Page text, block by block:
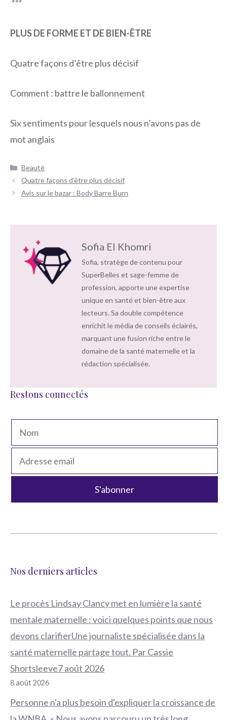
***
PLUS DE FORME ET DE BIEN-ÊTRE
Quatre façons d’être plus décisif
Comment : battre le ballonnement
Six sentiments pour lesquels nous n’avons pas de
mot anglais
Catégories
Beauté
Navigation
des
Quatre façons d’être plus décisif
Avis sur le bazar : Body Barre Burn
Sofia El Khomri
Sofia, stratège de contenu pour
SuperBelles et sage-femme de
profession, apporte une expertise
unique en santé et bien-être aux
lecteurs. Sa double compétence
enrichit le média de conseils éclairés,
marquant une fusion riche entre le
domaine de la santé maternelle et la
rédaction spécialisée.
Restons connectés
Nos derniers articles
Le procès Lindsay Clancy met en lumière la santé
mentale maternelle : voici quelques points que nous
devons clarifierUne journaliste spécialisée dans la
santé maternelle partage tout. Par Cassie
Shortsleeve7 août 2026
8 août 2026
Personne n'a plus besoin d'expliquer la croissance de